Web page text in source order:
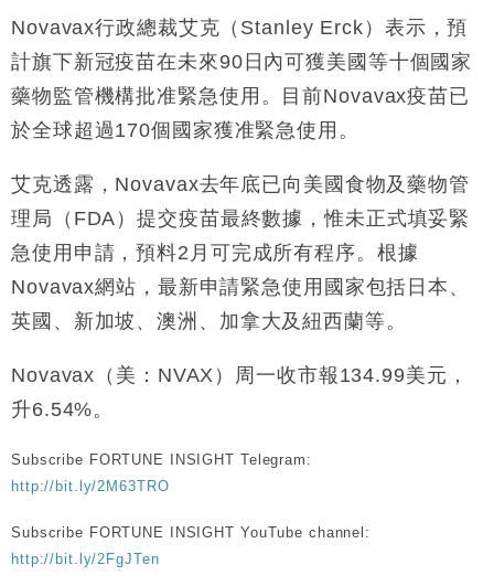
司
18:31
財經｜華僑銀行上半年淨利創新高 中期息增15%至
及消費表現
16:47
損失近6900萬元
16:05
財經｜日經失守6.5萬點後回穩 全周仍升近2%
15:47
財經｜恒隆10月換帥 玩具「反」斗城亞洲CEO蔡德
粦接任
15:11
財經｜韓股反覆波動收跌 連挫7周創逾3年最長跌勢
財經｜內地7月美元計價出口增近24%勝預期 貿易順
差達1125億美元
日圓干預創新高
國際｜特朗普料美伊戰事快結束 承認部分彈藥庫存緊
15:59
財經｜SA售股自救後再出手 斥4億美元押注未上市公
Novavax行政總裁艾克（Stanley Erck）表示，預
計旗下新冠疫苗在未來90日內可獲美國等十個國家
藥物監管機構批准緊急使用。目前Novavax疫苗已
於全球超過170個國家獲准緊急使用。
艾克透露，Novavax去年底已向美國食物及藥物管
理局（FDA）提交疫苗最終數據，惟未正式填妥緊
急使用申請，預料2月可完成所有程序。根據
Novavax網站，最新申請緊急使用國家包括日本、
英國、新加坡、澳洲、加拿大及紐西蘭等。
Novavax（美：NVAX）周一收市報134.99美元，
升6.54%。
Subscribe FORTUNE INSIGHT Telegram:
http://bit.ly/2M63TRO
Subscribe FORTUNE INSIGHT YouTube channel:
http://bit.ly/2FgJTen